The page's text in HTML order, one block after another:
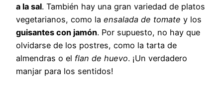
a la sal. También hay una gran variedad de platos
vegetarianos, como la ensalada de tomate y los
guisantes con jamón. Por supuesto, no hay que
olvidarse de los postres, como la tarta de
almendras o el flan de huevo. ¡Un verdadero
manjar para los sentidos!